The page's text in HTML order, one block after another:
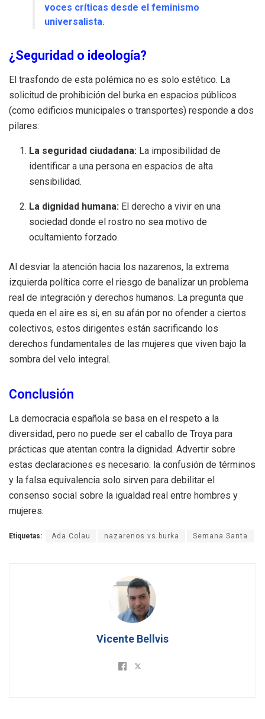
voces críticas desde el feminismo
universalista.
¿Seguridad o ideología?
El trasfondo de esta polémica no es solo estético. La
solicitud de prohibición del burka en espacios públicos
(como edificios municipales o transportes) responde a dos
pilares:
La seguridad ciudadana: La imposibilidad de
identificar a una persona en espacios de alta
sensibilidad.
La dignidad humana: El derecho a vivir en una
sociedad donde el rostro no sea motivo de
ocultamiento forzado.
Al desviar la atención hacia los nazarenos, la extrema
izquierda política corre el riesgo de banalizar un problema
real de integración y derechos humanos. La pregunta que
queda en el aire es si, en su afán por no ofender a ciertos
colectivos, estos dirigentes están sacrificando los
derechos fundamentales de las mujeres que viven bajo la
sombra del velo integral.
Conclusión
La democracia española se basa en el respeto a la
diversidad, pero no puede ser el caballo de Troya para
prácticas que atentan contra la dignidad. Advertir sobre
estas declaraciones es necesario: la confusión de términos
y la falsa equivalencia solo sirven para debilitar el
consenso social sobre la igualdad real entre hombres y
mujeres.
Etiquetas: Ada Colau nazarenos vs burka Semana Santa
Vicente Bellvis